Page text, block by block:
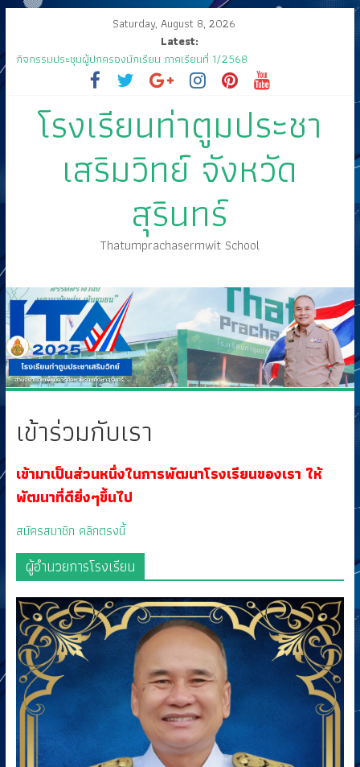
Saturday, August 8, 2026
Latest:
กิจกรรมประชุมผู้ปกครองนักเรียน ภาคเรียนที่ 1/2568
ส่งเสด็จสู่ฟากฟ้าสุราลัย
ขอเชิญร่วมงานแสดงมุทิตาจิต คุณครูสมพงษ์ โสมสุข
กิจกรรมการประกวดแข่งขัน เนื่องในกิจกรรม “วันสุนทรภู่ สู่วันภาษาไทย”
ประจำปีการศึกษา ๒๕๖๘
🤍💚 ขอเรียนเชิญนักเรียนเข้าร่วมพิธีวันไหว้ครู “ไหว้ครู บูชาคุณ” ประจำวันที่
๑๒ มิถุนายน ปี ๒๕๖๘
โรงเรียนท่าตูมประชา
เสริมวิทย์ จังหวัด
สุรินทร์
Thatumprachasermwit School
เข้าร่วมกับเรา
เข้ามาเป็นส่วนหนึ่งในการพัฒนาโรงเรียนของเรา ให้
พัฒนาที่ดียิ่งๆขึ้นไป
สมัครสมาชิก คลิกตรงนี้
ผู้อำนวยการโรงเรียน